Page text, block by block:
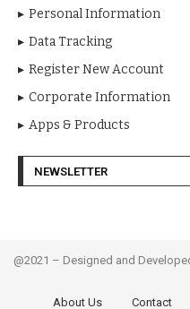
Personal Information
Data Tracking
Register New Account
Corporate Information
Apps & Products
NEWSLETTER
@2021 – Designed and
About Us Contact